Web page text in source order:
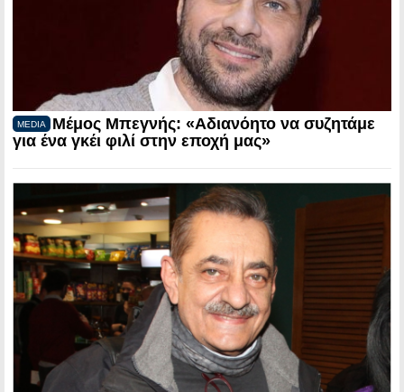
MEDIA
Μέμος Μπεγνής: «Αδιανόητο να συζητάμε
για ένα γκέι φιλί στην εποχή μας»